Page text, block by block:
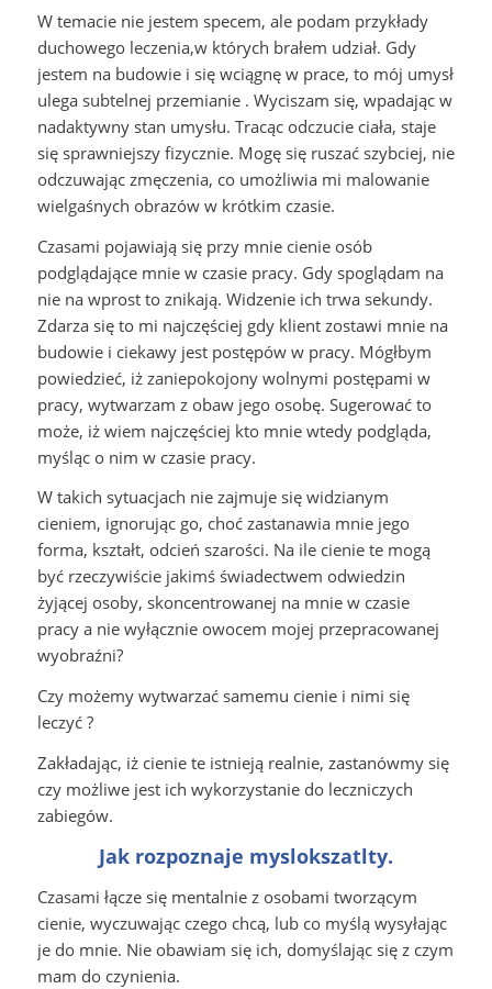
W temacie nie jestem specem, ale podam przykłady
duchowego leczenia,w których brałem udział. Gdy
jestem na budowie i się wciągnę w prace, to mój umysł
ulega subtelnej przemianie . Wyciszam się, wpadając w
nadaktywny stan umysłu. Tracąc odczucie ciała, staje
się sprawniejszy fizycznie. Mogę się ruszać szybciej, nie
odczuwając zmęczenia, co umożliwia mi malowanie
wielgaśnych obrazów w krótkim czasie.
Czasami pojawiają się przy mnie cienie osób
podglądające mnie w czasie pracy. Gdy spoglądam na
nie na wprost to znikają. Widzenie ich trwa sekundy.
Zdarza się to mi najczęściej gdy klient zostawi mnie na
budowie i ciekawy jest postępów w pracy. Mógłbym
powiedzieć, iż zaniepokojony wolnymi postępami w
pracy, wytwarzam z obaw jego osobę. Sugerować to
może, iż wiem najczęściej kto mnie wtedy podgląda,
myśląc o nim w czasie pracy.
W takich sytuacjach nie zajmuje się widzianym
cieniem, ignorując go, choć zastanawia mnie jego
forma, kształt, odcień szarości. Na ile cienie te mogą
być rzeczywiście jakimś świadectwem odwiedzin
żyjącej osoby, skoncentrowanej na mnie w czasie
pracy a nie wyłącznie owocem mojej przepracowanej
wyobraźni?
Czy możemy wytwarzać samemu cienie i nimi się
leczyć ?
Zakładając, iż cienie te istnieją realnie, zastanówmy się
czy możliwe jest ich wykorzystanie do leczniczych
zabiegów.
Jak rozpoznaje myslokszatlty.
Czasami łącze się mentalnie z osobami tworzącym
cienie, wyczuwając czego chcą, lub co myślą wysyłając
je do mnie. Nie obawiam się ich, domyślając się z czym
mam do czynienia.